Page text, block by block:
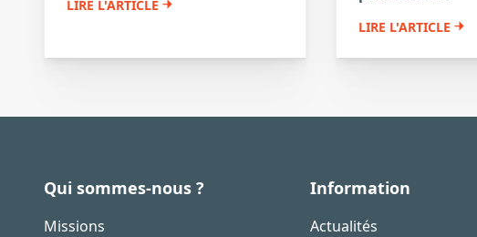
LIRE L'ARTICLE
LIRE L'ARTICLE
Qui sommes-nous ?
Missions
Information
Actualités